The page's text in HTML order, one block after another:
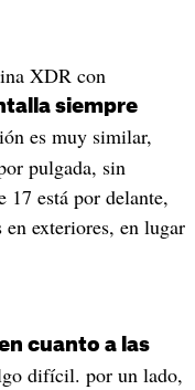
XDR con
siempre
es muy similar,
pulgada, sin
está por delante,
exteriores, en lugar
cuanto a las
difícil. por un lado,